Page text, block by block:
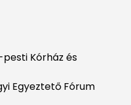
Kórház és
Egyeztető Fórum